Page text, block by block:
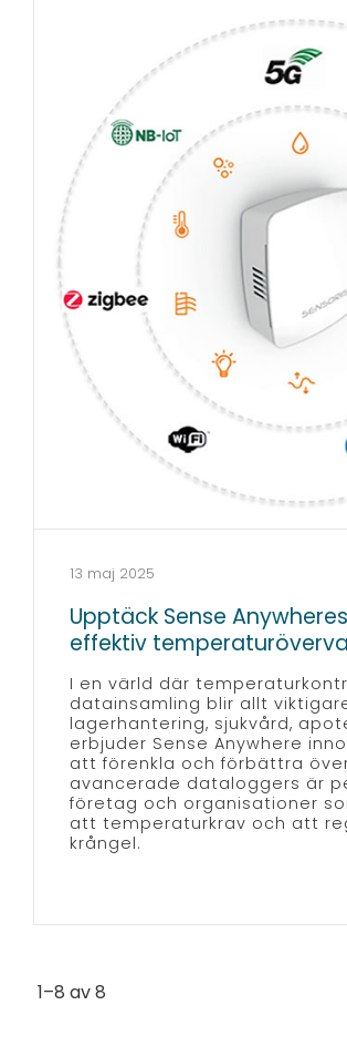
13 maj 2025
Upptäck Sense
effektiv
I en värld där
datainsamling blir allt
lagerhantering, sjukvård,
erbjuder Sense Anywhere
att förenkla och förbättra
avancerade dataloggers är
företag och organisationer
att temperaturkrav och att
krångel.
1–8 av8